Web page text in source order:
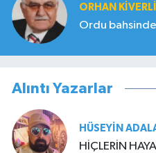
ORHAN
Ordu
Alıntı Yazarlar
HÜSEYIN
HİÇLERİN